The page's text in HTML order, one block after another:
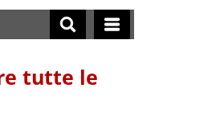
tutte le